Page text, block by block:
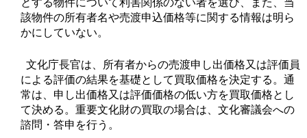
該物件の所有者名や売渡申込価格等に関する情報は明ら
かにしていない。
文化庁長官は、所有者からの売渡申し出価格又は評価員
による評価の結果を基礎として買取価格を決定する。通
常は、申し出価格又は評価価格の低い方を買取価格とし
て決める。重要文化財の買取の場合は、文化審議会への
諮問・答申を行う。